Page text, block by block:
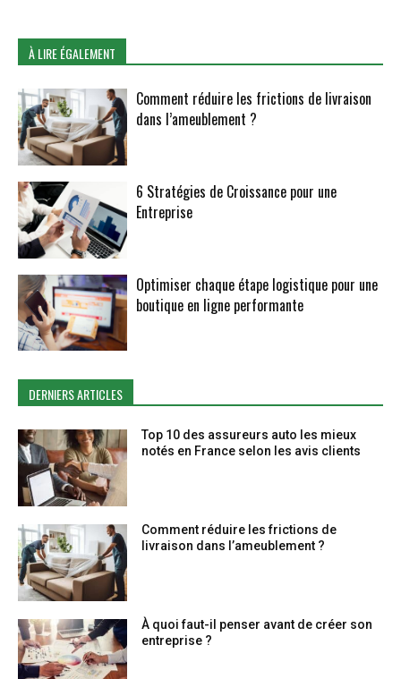
À LIRE ÉGALEMENT
Comment réduire les frictions de livraison
dans l’ameublement ?
6 Stratégies de Croissance pour une
Entreprise
Optimiser chaque étape logistique pour une
boutique en ligne performante
DERNIERS ARTICLES
Top 10 des assureurs auto les mieux
notés en France selon les avis clients
Comment réduire les frictions de
livraison dans l’ameublement ?
À quoi faut-il penser avant de créer son
entreprise ?